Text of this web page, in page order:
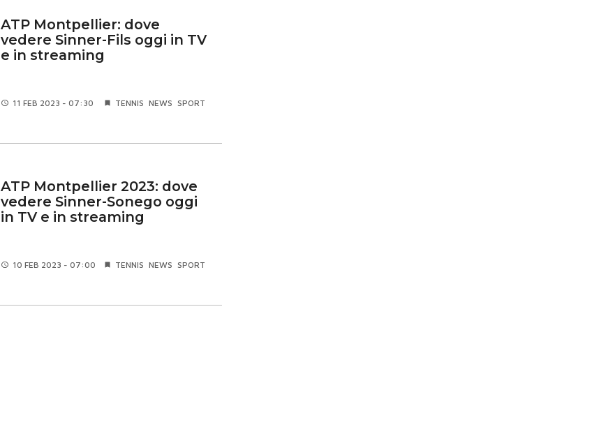
ATP Montpellier: dove
vedere Sinner-Fils oggi in TV
e in streaming
11 FEB 2023 - 07:30 TENNIS NEWS SPORT
ATP Montpellier 2023: dove
vedere Sinner-Sonego oggi
in TV e in streaming
10 FEB 2023 - 07:00 TENNIS NEWS SPORT